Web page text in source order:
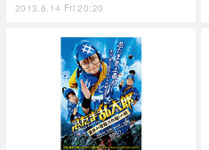
2013.6.14 Fri 20:20